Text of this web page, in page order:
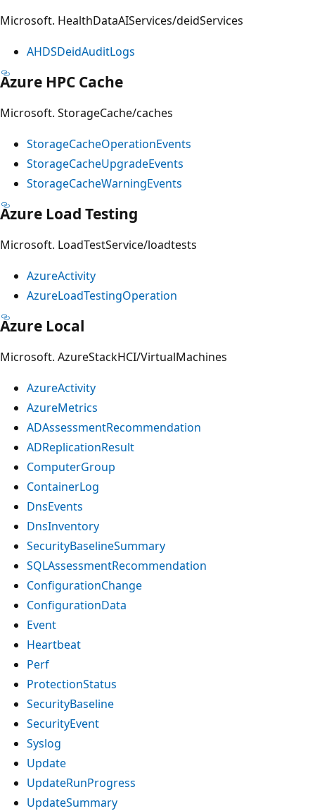
Microsoft. HealthDataAIServices/deidServices
AHDSDeidAuditLogs
Azure HPC Cache
Microsoft. StorageCache/caches
StorageCacheOperationEvents
StorageCacheUpgradeEvents
StorageCacheWarningEvents
Azure Load Testing
Microsoft. LoadTestService/loadtests
AzureActivity
AzureLoadTestingOperation
Azure Local
Microsoft. AzureStackHCI/VirtualMachines
AzureActivity
AzureMetrics
ADAssessmentRecommendation
ADReplicationResult
ComputerGroup
ContainerLog
DnsEvents
DnsInventory
SecurityBaselineSummary
SQLAssessmentRecommendation
ConfigurationChange
ConfigurationData
Event
Heartbeat
Perf
ProtectionStatus
SecurityBaseline
SecurityEvent
Syslog
Update
UpdateRunProgress
UpdateSummary